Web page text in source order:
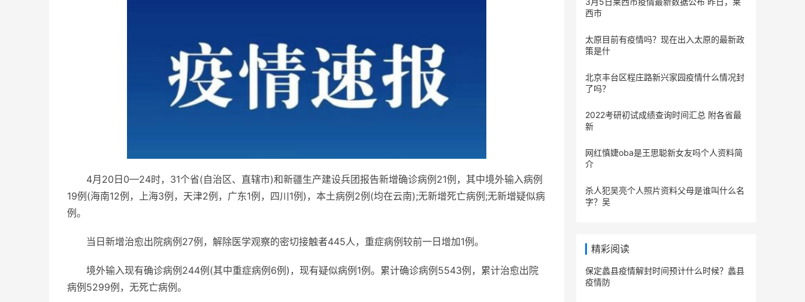
4月20日0—24时，31个省(自治区、直辖市)和新疆生产建设兵团报告新增确诊病例21例，其中境外输入病例
19例(海南12例，上海3例，天津2例，广东1例，四川1例)，本土病例2例(均在云南);无新增死亡病例;无新增疑似病
例。
当日新增治愈出院病例27例，解除医学观察的密切接触者445人，重症病例较前一日增加1例。
境外输入现有确诊病例244例(其中重症病例6例)，现有疑似病例1例。累计确诊病例5543例，累计治愈出院
病例5299例，无死亡病例。
西市
太原目前有疫情吗？现在出入太原的最新政
策是什
北京丰台区程庄路新兴家园疫情什么情况封
了吗？
2022考研初试成绩查询时间汇总 附各省最
新
网红慎婕oba是王思聪新女友吗个人资料简
介
杀人犯吴亮个人照片资料父母是谁叫什么名
字？吴
精彩阅读
保定蠡县疫情解封时间预计什么时候？蠡县
疫情防